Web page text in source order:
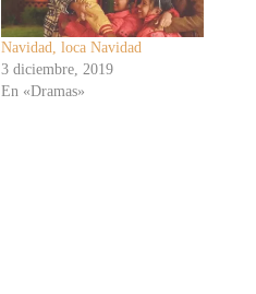
Navidad, loca Navidad
3 diciembre, 2019
En «Dramas»